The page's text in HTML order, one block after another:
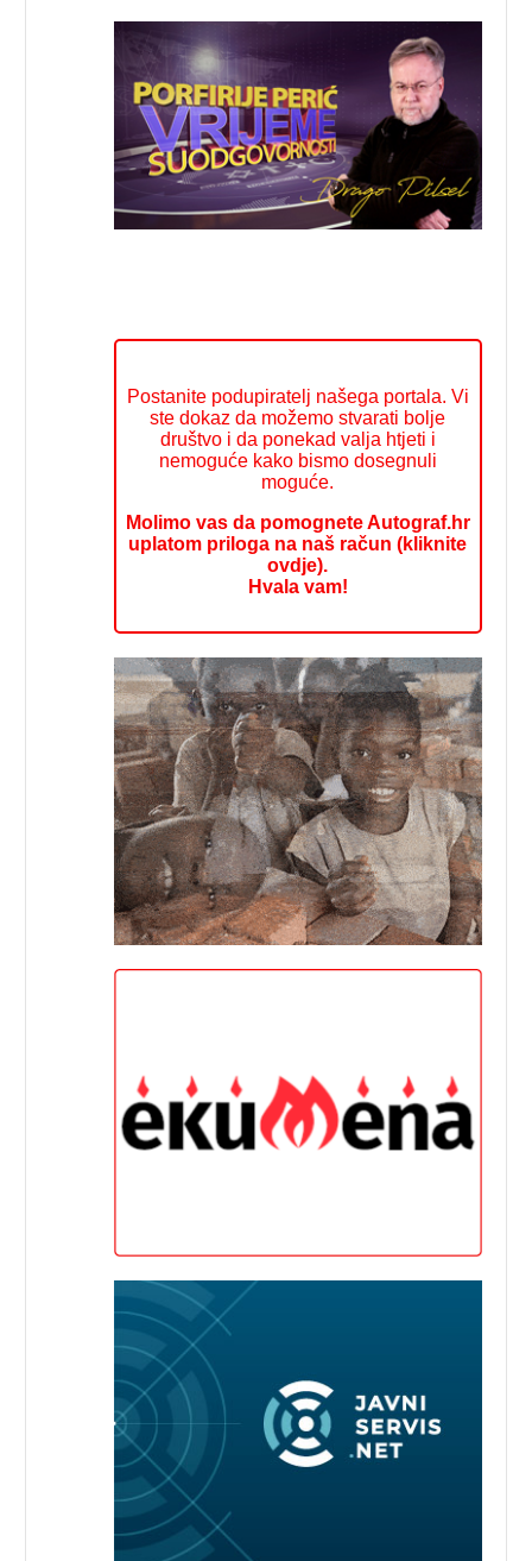
Postanite podupiratelj našega portala. Vi
ste dokaz da možemo stvarati bolje
društvo i da ponekad valja htjeti i
nemoguće kako bismo dosegnuli
moguće.
Molimo vas da pomognete Autograf.hr
uplatom priloga na naš račun (kliknite
ovdje).
Hvala vam!